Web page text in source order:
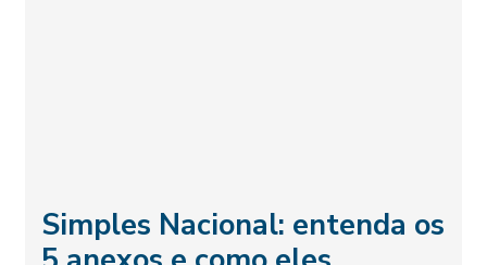
Simples Nacional: entenda os